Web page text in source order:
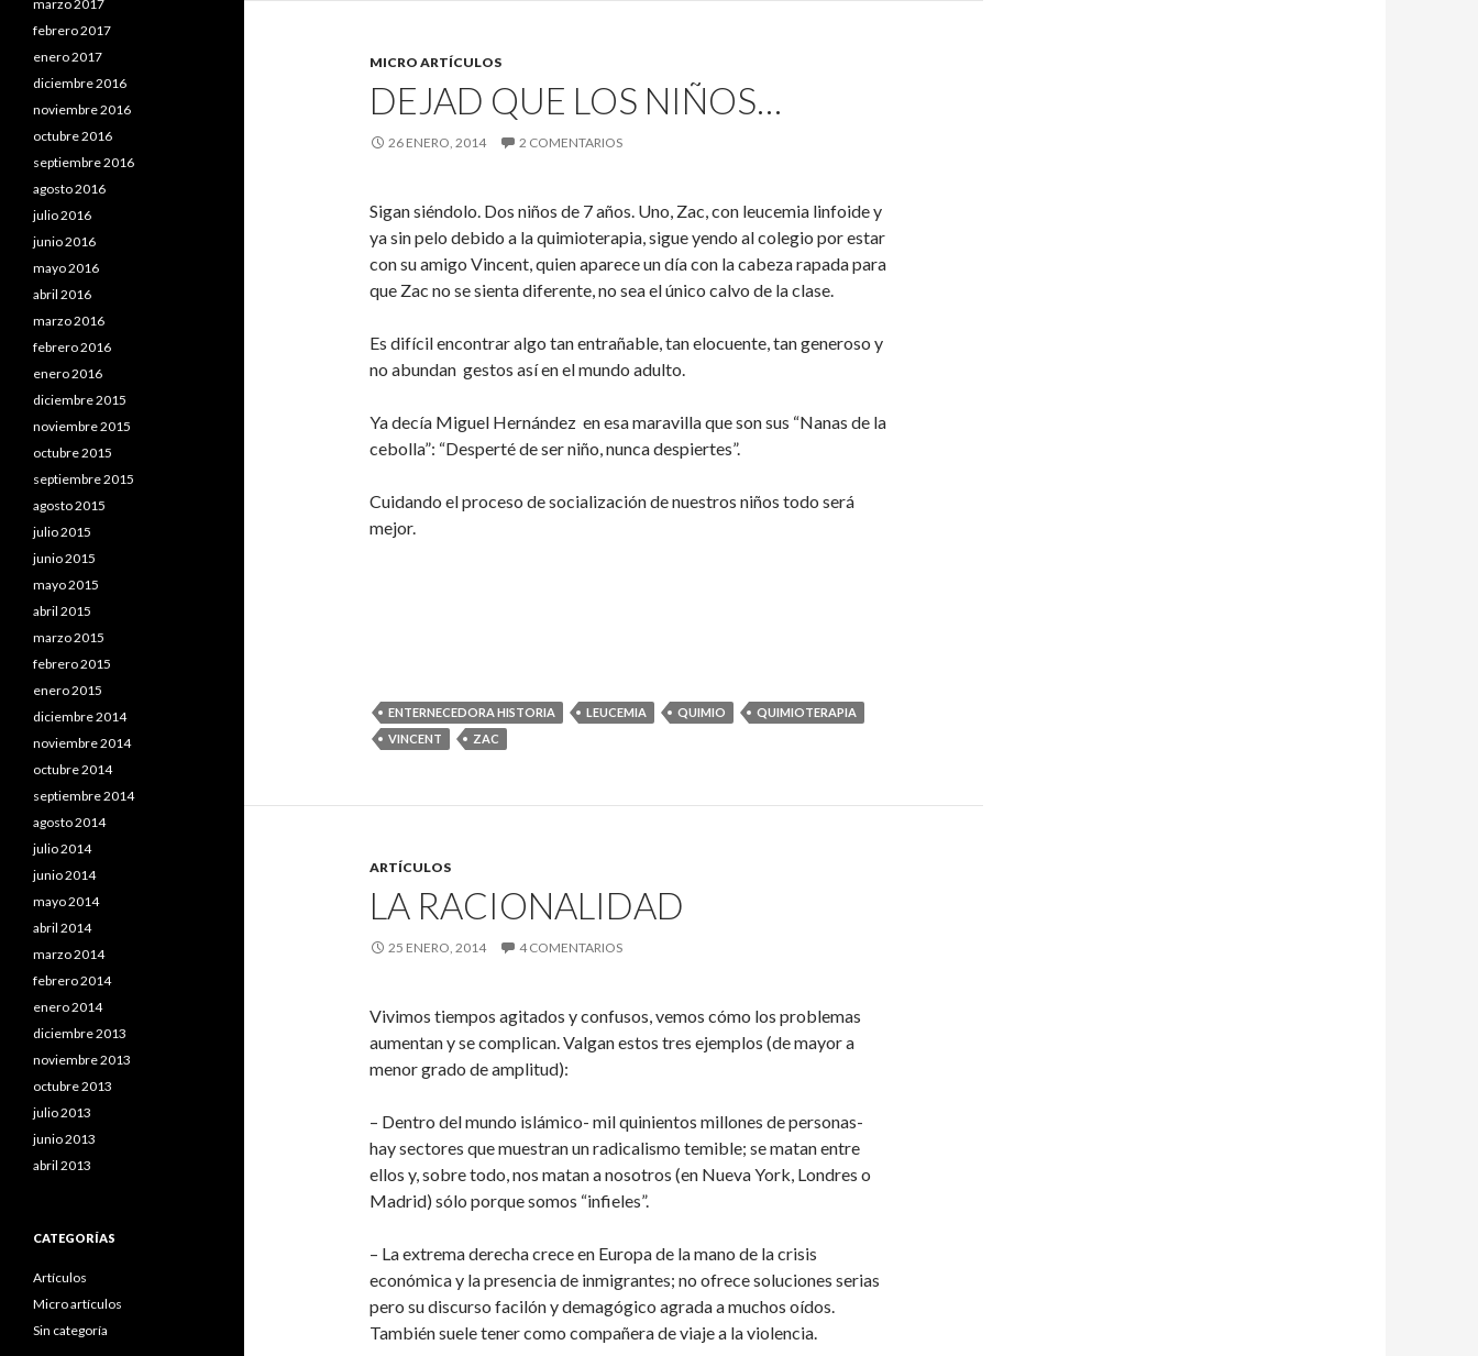
MICRO ARTÍCULOS
DEJAD QUE LOS NIÑOS…
26 ENERO, 2014 2 COMENTARIOS
Sigan siéndolo. Dos niños de 7 años. Uno, Zac, con leucemia linfoide y
ya sin pelo debido a la quimioterapia, sigue yendo al colegio por estar
con su amigo Vincent, quien aparece un día con la cabeza rapada para
que Zac no se sienta diferente, no sea el único calvo de la clase.
Es difícil encontrar algo tan entrañable, tan elocuente, tan generoso y
no abundan gestos así en el mundo adulto.
Ya decía Miguel Hernández en esa maravilla que son sus “Nanas de la
cebolla”: “Desperté de ser niño, nunca despiertes”.
Cuidando el proceso de socialización de nuestros niños todo será
mejor.
ENTERNECEDORA HISTORIA LEUCEMIA QUIMIO
QUIMIOTERAPIA
VINCENT
ZAC
ARTÍCULOS
LA RACIONALIDAD
25 ENERO, 2014 4 COMENTARIOS
Vivimos tiempos agitados y confusos, vemos cómo los problemas
aumentan y se complican. Valgan estos tres ejemplos (de mayor a
menor grado de amplitud):
– Dentro del mundo islámico- mil quinientos millones de personas-
hay sectores que muestran un radicalismo temible; se matan entre
ellos y, sobre todo, nos matan a nosotros (en Nueva York, Londres o
Madrid) sólo porque somos “infieles”.
– La extrema derecha crece en Europa de la mano de la crisis
económica y la presencia de inmigrantes; no ofrece soluciones serias
pero su discurso facilón y demagógico agrada a muchos oídos.
También suele tener como compañera de viaje a la violencia.
marzo 2017
febrero 2017
enero 2017
diciembre 2016
noviembre 2016
octubre 2016
septiembre 2016
agosto 2016
julio 2016
junio 2016
mayo 2016
abril 2016
marzo 2016
febrero 2016
enero 2016
diciembre 2015
noviembre 2015
octubre 2015
septiembre 2015
agosto 2015
julio 2015
junio 2015
mayo 2015
abril 2015
marzo 2015
febrero 2015
enero 2015
diciembre 2014
noviembre 2014
octubre 2014
septiembre 2014
agosto 2014
julio 2014
junio 2014
mayo 2014
abril 2014
marzo 2014
febrero 2014
enero 2014
diciembre 2013
noviembre 2013
octubre 2013
julio 2013
junio 2013
abril 2013
CATEGORÍAS
Artículos
Micro artículos
Sin categoría